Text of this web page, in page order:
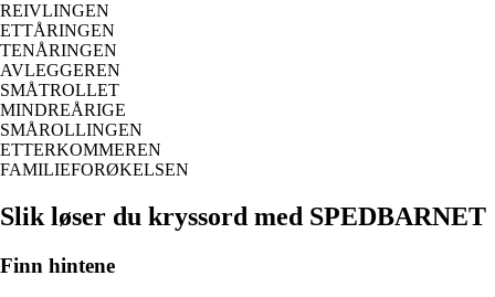
REIVLINGEN
ETTÅRINGEN
TENÅRINGEN
AVLEGGEREN
SMÅTROLLET
MINDREÅRIGE
SMÅROLLINGEN
ETTERKOMMEREN
FAMILIEFORØKELSEN
Slik løser du kryssord med SPEDBARNET
Finn hintene